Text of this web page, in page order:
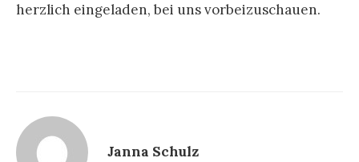
herzlich eingeladen, bei uns vorbeizuschauen.
Janna Schulz